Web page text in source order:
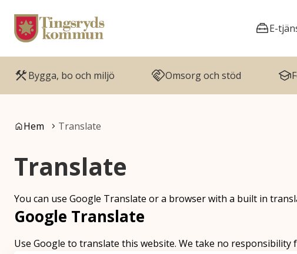
Gå till innehåll
Gå till huvudmeny
E-
Bygga, bo och miljö Omsorg och stöd
Du är här:
Hem Translate
Translate
You can use Google Translate or a browser with a built in
Google Translate
Use Google to translate this website. We take no